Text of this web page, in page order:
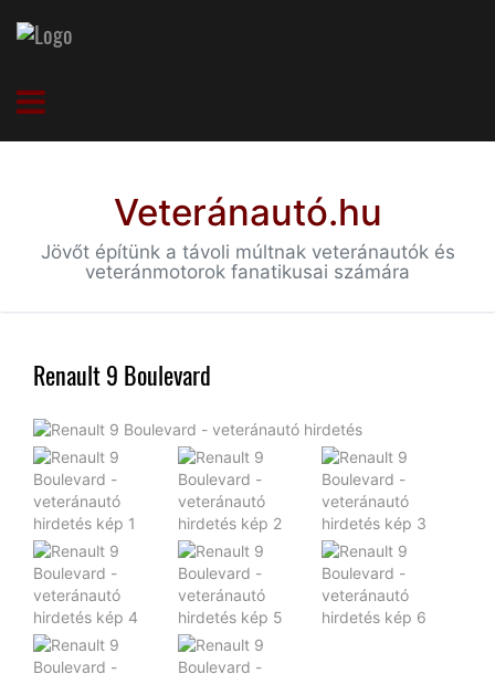
Veteránautó.hu
Jövőt építünk a távoli múltnak veteránautók és
veteránmotorok fanatikusai számára
Renault 9 Boulevard